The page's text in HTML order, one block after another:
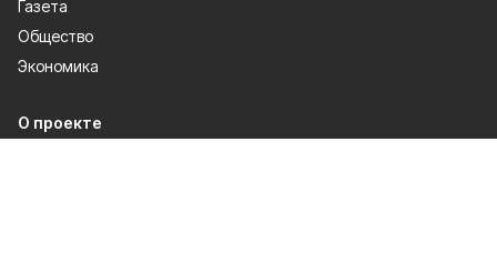
Газета
Общество
Экономика
О проекте